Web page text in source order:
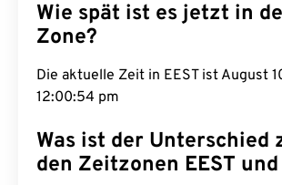
Wie spät ist es jetzt in
Zone?
Die aktuelle Zeit in EEST ist August
12:00:55 pm
Was ist der Unterschied
den Zeitzonen EEST und